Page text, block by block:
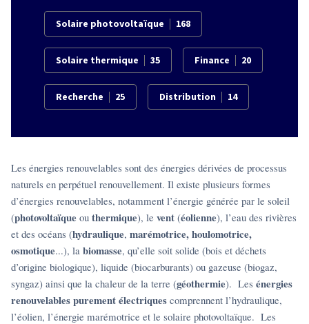
Solaire photovoltaïque 168
Solaire thermique 35 Finance 20
Recherche 25 Distribution 14
Les énergies renouvelables sont des énergies dérivées de processus
naturels en perpétuel renouvellement. Il existe plusieurs formes
d’énergies renouvelables, notamment l’énergie générée par le soleil
(photovoltaïque ou thermique), le vent (éolienne), l’eau des rivières
et des océans (hydraulique, marémotrice, houlomotrice,
osmotique...), la biomasse, qu’elle soit solide (bois et déchets
d’origine biologique), liquide (biocarburants) ou gazeuse (biogaz,
syngaz) ainsi que la chaleur de la terre (géothermie). Les énergies
renouvelables purement électriques comprennent l’hydraulique,
l’éolien, l’énergie marémotrice et le solaire photovoltaïque. Les